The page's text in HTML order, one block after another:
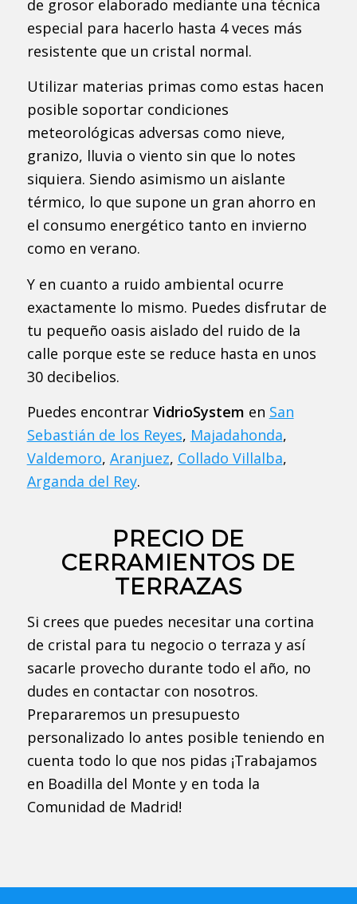
de grosor elaborado mediante una técnica
especial para hacerlo hasta 4 veces más
resistente que un cristal normal.
Utilizar materias primas como estas hacen
posible soportar condiciones
meteorológicas adversas como nieve,
granizo, lluvia o viento sin que lo notes
siquiera. Siendo asimismo un aislante
térmico, lo que supone un gran ahorro en
el consumo energético tanto en invierno
como en verano.
Y en cuanto a ruido ambiental ocurre
exactamente lo mismo. Puedes disfrutar de
tu pequeño oasis aislado del ruido de la
calle porque este se reduce hasta en unos
30 decibelios.
Puedes encontrar VidrioSystem en San
Sebastián de los Reyes, Majadahonda,
Valdemoro, Aranjuez, Collado Villalba,
Arganda del Rey.
PRECIO DE
CERRAMIENTOS DE
TERRAZAS
Si crees que puedes necesitar una cortina
de cristal para tu negocio o terraza y así
sacarle provecho durante todo el año, no
dudes en contactar con nosotros.
Prepararemos un presupuesto
personalizado lo antes posible teniendo en
cuenta todo lo que nos pidas ¡Trabajamos
en Boadilla del Monte y en toda la
Comunidad de Madrid!